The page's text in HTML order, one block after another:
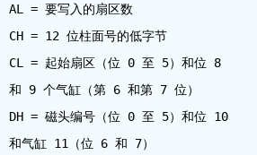
AL = 要写入的扇区数
CH = 12 位柱面号的低字节
CL = 起始扇区（位 0 至 5）和位 8
和 9 个气缸（第 6 和第 7 位）
DH = 磁头编号（位 0 至 5）和位 10
和气缸 11（位 6 和 7）